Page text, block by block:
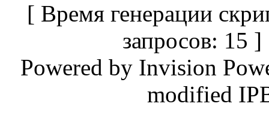
[ Время генерации
запросов:
Powered by Invision
modified